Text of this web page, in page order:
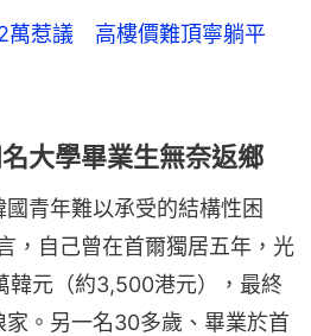
萬惹議 高樓價難頂寧躺平
大學畢業生無奈返鄉
青年難以承受的結構性困
，自己曾在首爾獨居五年，光
韓元（約3,500港元），最終
。另一名30多歲、畢業於首